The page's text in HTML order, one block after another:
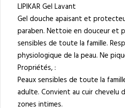
LIPIKAR Gel Lavant
Gel douche apaisant et
paraben. Nettoie en douceur et
sensibles de toute la famille.
physiologique de la peau. Ne
Propriétés, :
Peaux sensibles de toute la
adulte. Convient au cuir chevelu
zones intimes.